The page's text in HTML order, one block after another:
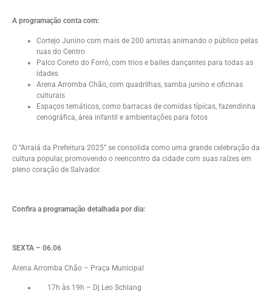
A programação conta com:
Cortejo Junino com mais de 200 artistas animando o público pelas
ruas do Centro
Palco Coreto do Forró, com trios e bailes dançantes para todas as
idades
Arena Arromba Chão, com quadrilhas, samba junino e oficinas
culturais
Espaços temáticos, como barracas de comidas típicas, fazendinha
cenográfica, área infantil e ambientações para fotos
O “Arraiá da Prefeitura 2025” se consolida como uma grande celebração da
cultura popular, promovendo o reencontro da cidade com suas raízes em
pleno coração de Salvador.
Confira a programação detalhada por dia:
SEXTA – 06.06
Arena Arromba Chão – Praça Municipal
17h às 19h – Dj Leo Schlang